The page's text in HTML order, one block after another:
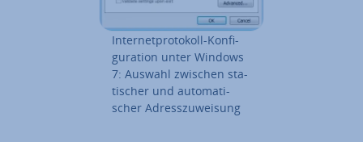
In­ter­net­pro­to­koll-Kon­fi­
gu­ra­ti­on unter Windows
7: Auswahl zwischen sta­
ti­scher und au­to­ma­ti­
scher Adress­zu­wei­sung